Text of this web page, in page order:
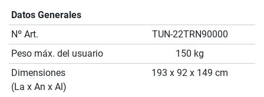
Datos Generales
Nº Art.
TUN-22TRN90000
Peso máx. del usuario
150 kg
Dimensiones
(La x An x Al)
193 x 92 x 149 cm